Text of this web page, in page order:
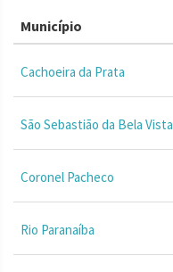
Município
Cachoeira da Prata
São Sebastião da Bela Vista
Coronel Pacheco
Rio Paranaíba